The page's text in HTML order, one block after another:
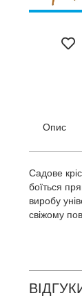
Опис
Садове
боїться
виробу
свіжому